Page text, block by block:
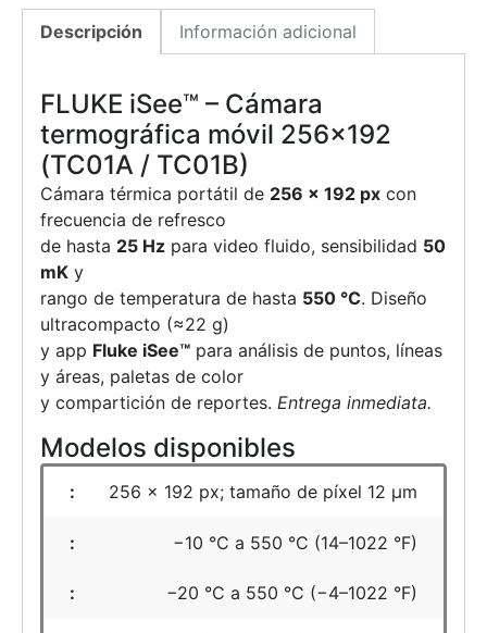
Descripción Información adicional
FLUKE iSee™ – Cámara
termográfica móvil 256×192
(TC01A / TC01B)
Cámara térmica portátil de 256 × 192 px con
frecuencia de refresco
de hasta 25 Hz para video fluido, sensibilidad 50
mK y
rango de temperatura de hasta 550 °C. Diseño
ultracompacto (≈22 g)
y app Fluke iSee™ para análisis de puntos, líneas
y áreas, paletas de color
y compartición de reportes. Entrega inmediata.
Modelos disponibles
256 × 192 px; tamaño de píxel 12 µm
−10 °C a 550 °C (14–1022 °F)
−20 °C a 550 °C (−4–1022 °F)